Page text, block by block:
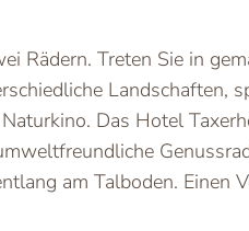
Rädern. Treten Sie in
Landschaften,
Das Hotel
am Talboden. Einen